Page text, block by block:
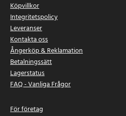
Köpvillkor
Integritetspolicy
Leveranser
Kontakta oss
Ångerköp & Reklamation
Betalningssätt
Lagerstatus
FAQ - Vanliga Frågor
För företag